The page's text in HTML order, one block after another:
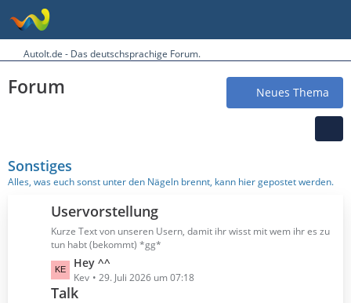
AutoIt.de - Das deutschsprachige Forum.
Forum Neues Thema
Sonstiges
Alles, was euch sonst unter den Nägeln brennt, kann hier gepostet werden.
Uservorstellung
Kurze Text von unseren Usern, damit ihr wisst mit wem ihr es zu
tun habt (bekommt) *gg*
L
e
t
Hey ^^
Kev 29. Juli 2026 um 07:18
Talk